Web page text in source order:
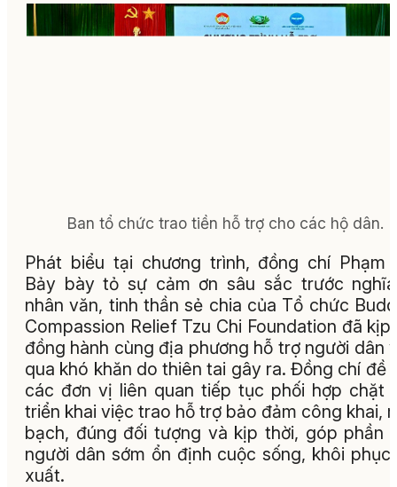
Ban tổ chức trao tiền hỗ trợ cho các hộ dân.
Phát biểu tại chương trình, đồng chí Phạm
Bảy bày tỏ sự cảm ơn sâu sắc trước
nhân văn, tinh thần sẻ chia của Tổ chức
Compassion Relief Tzu Chi Foundation đã kịp
đồng hành cùng địa phương hỗ trợ người dân
qua khó khăn do thiên tai gây ra. Đồng chí đề
các đơn vị liên quan tiếp tục phối hợp chặt
triển khai việc trao hỗ trợ bảo đảm công khai,
bạch, đúng đối tượng và kịp thời, góp phần
người dân sớm ổn định cuộc sống, khôi phục
xuất.